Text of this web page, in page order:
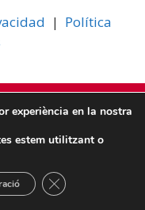
| Política
• Funciona gràcies a
experiència en la nostra
estem utilitzant o
Tanca el bàner de